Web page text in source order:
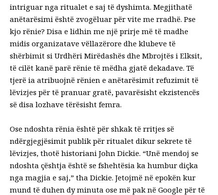
intriguar nga ritualet e saj të dyshimta. Megjithatë
anëtarësimi është zvogëluar për vite me rradhë. Pse
kjo rënie? Disa e lidhin me një prirje më të madhe
midis organizatave vëllazërore dhe klubeve të
shërbimit si Urdhëri Mirëdashës dhe Mbrojtës i Elksit,
të cilët kanë parë rënie të mëdha gjatë dekadave. Të
tjerë ia atribuojnë rënien e anëtarësimit refuzimit të
lëvizjes për të pranuar gratë, pavarësisht ekzistencës
së disa lozhave tërësisht femra.
Ose ndoshta rënia është për shkak të rritjes së
ndërgjegjësimit publik për ritualet dikur sekrete të
lëvizjes, thotë historiani John Dickie. “Unë mendoj se
ndoshta çështja është se fshehtësia ka humbur diçka
nga magjia e saj,” tha Dickie. Jetojmë në epokën kur
mund të duhen dy minuta ose më pak në Google për të